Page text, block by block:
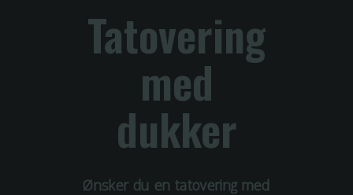
Tatovering
med
dukker
Ønsker du en tatovering med